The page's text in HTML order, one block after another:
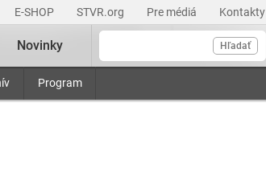
E-SHOP STVR.org Pre médiá Kontakty
Hľadať
Program
Novinky